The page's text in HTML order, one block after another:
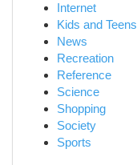
Internet
Kids and Teens
News
Recreation
Reference
Science
Shopping
Society
Sports